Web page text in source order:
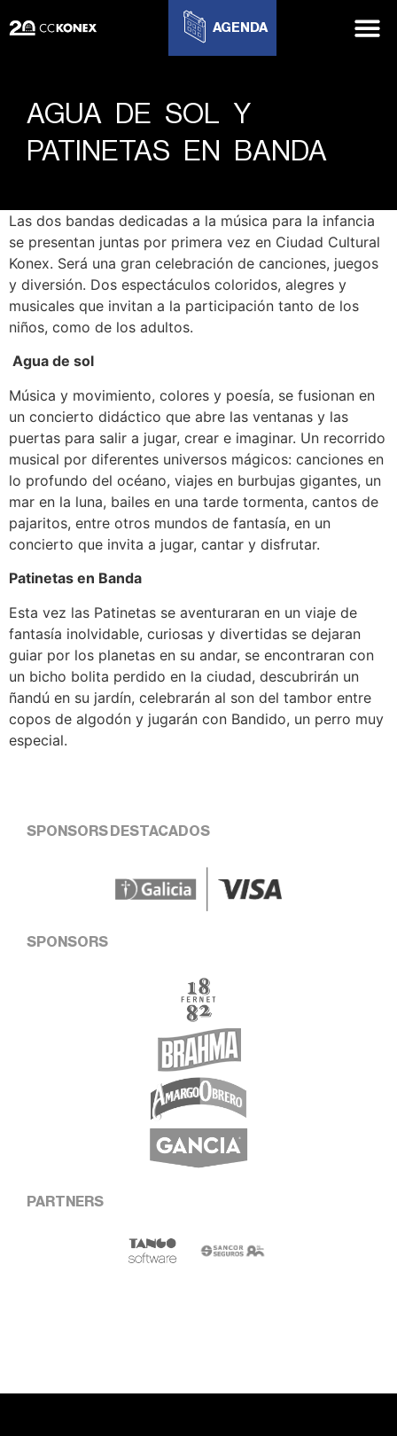
AGENDA
AGUA DE SOL Y
PATINETAS EN BANDA
Las dos bandas dedicadas a la música para la infancia
se presentan juntas por primera vez en Ciudad Cultural
Konex. Será una gran celebración de canciones, juegos
y diversión. Dos espectáculos coloridos, alegres y
musicales que invitan a la participación tanto de los
niños, como de los adultos.
Agua de sol
Música y movimiento, colores y poesía, se fusionan en
un concierto didáctico que abre las ventanas y las
puertas para salir a jugar, crear e imaginar. Un recorrido
musical por diferentes universos mágicos: canciones en
lo profundo del océano, viajes en burbujas gigantes, un
mar en la luna, bailes en una tarde tormenta, cantos de
pajaritos, entre otros mundos de fantasía, en un
concierto que invita a jugar, cantar y disfrutar.
Patinetas en Banda
Esta vez las Patinetas se aventuraran en un viaje de
fantasía inolvidable, curiosas y divertidas se dejaran
guiar por los planetas en su andar, se encontraran con
un bicho bolita perdido en la ciudad, descubrirán un
ñandú en su jardín, celebrarán al son del tambor entre
copos de algodón y jugarán con Bandido, un perro muy
especial.
SPONSORS DESTACADOS
SPONSORS
PARTNERS